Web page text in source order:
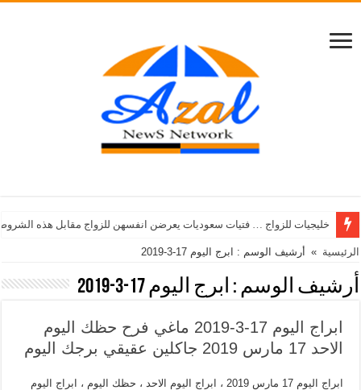
خليجيات للزواج … فتيات سعوديات يعرضن انفسهن للزواج مقابل هذه
الرئيسية » أرشيف الوسم : ابرج اليوم 17-3-2019
أرشيف الوسم : ابرج اليوم 17-3-2019
ابراج اليوم 17-3-2019 ماغي فرح حظك اليوم
الاحد 17 مارس 2019 جاكلين عقيقي برجك اليوم
ابراج اليوم 17 مارس 2019 ، ابراج اليوم الاحد ، حظك اليوم ، ابراج اليوم